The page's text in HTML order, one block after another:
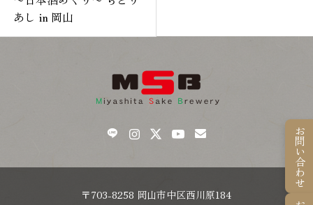
あし in 岡山
〒703-8258 岡山市中区西川原184
お問い合わせ